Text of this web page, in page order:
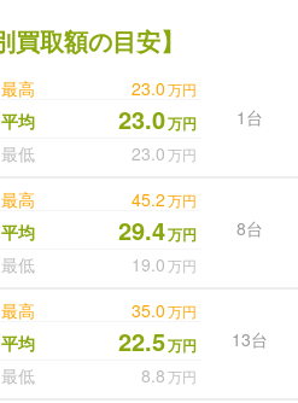
買取額の目安】
最高 23.0万円
1台
平均 23.0万円
最低 23.0万円
最高 45.2万円
8台
平均 29.4万円
最低 19.0万円
最高 35.0万円
13台
平均 22.5万円
最低 8.8万円